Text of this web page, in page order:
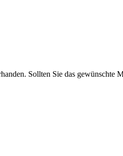
Sollten Sie das